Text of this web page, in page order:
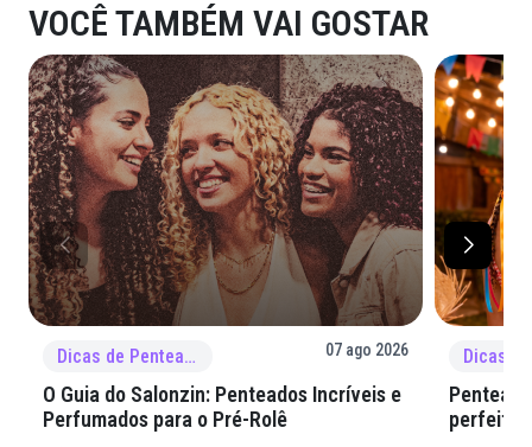
VOCÊ TAMBÉM VAI GOSTAR
Dicas de Penteado 07 ago 2026
O Guia do Salonzin: Penteados Incríveis e
Perfumados para o Pré-Rolê
perfeita